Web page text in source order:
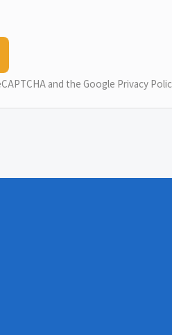
and the Google Privacy